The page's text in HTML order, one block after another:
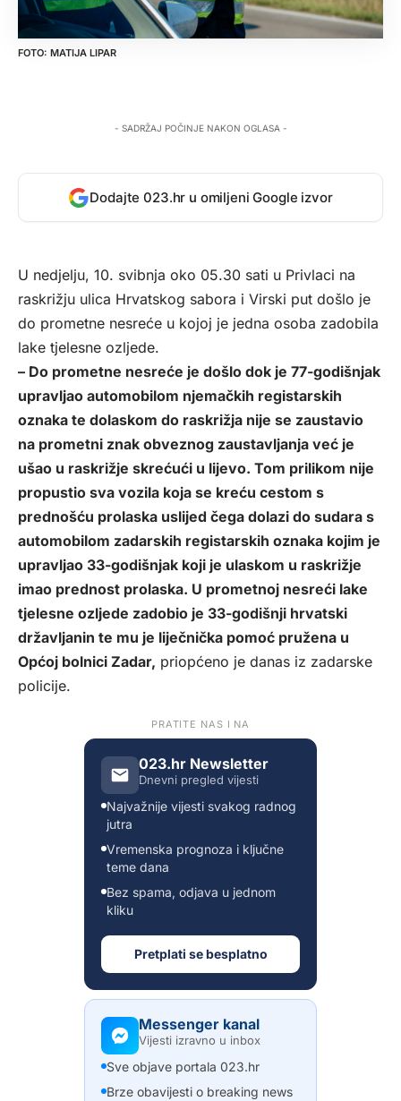
MATIJA LIPAR
- SADRŽAJ POČINJE NAKON OGLASA -
Dodajte 023.hr u omiljeni Google izvor
U nedjelju, 10. svibnja oko 05.30 sati u Privlaci na
raskrižju ulica Hrvatskog sabora i Virski put došlo je
do prometne nesreće u kojoj je jedna osoba zadobila
lake tjelesne ozljede.
– Do prometne nesreće je došlo dok je 77-godišnjak
upravljao automobilom njemačkih registarskih
oznaka te dolaskom do raskrižja nije se zaustavio
na prometni znak obveznog zaustavljanja već je
ušao u raskrižje skrećući u lijevo. Tom prilikom nije
propustio sva vozila koja se kreću cestom s
prednošću prolaska uslijed čega dolazi do sudara s
automobilom zadarskih registarskih oznaka kojim je
upravljao 33-godišnjak koji je ulaskom u raskrižje
imao prednost prolaska. U prometnoj nesreći lake
tjelesne ozljede zadobio je 33-godišnji hrvatski
državljanin te mu je liječnička pomoć pružena u
Općoj bolnici Zadar, priopćeno je danas iz zadarske
policije.
PRATITE NAS I NA
023.hr Newsletter
Dnevni pregled vijesti
Najvažnije vijesti svakog radnog
jutra
Vremenska prognoza i ključne
teme dana
Bez spama, odjava u jednom
kliku
Pretplati se besplatno
Messenger kanal
Vijesti izravno u inbox
Sve objave portala 023.hr
Brze obavijesti o breaking news